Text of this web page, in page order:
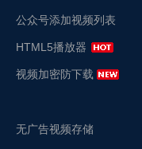
公众号添加视频列表
HTML5播放器
视频加密防下载
无广告视频存储